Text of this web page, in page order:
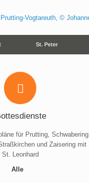
St. Peter
für Prutting, Schwabering,
und Zaisering mit
St. Leonhard
Alle